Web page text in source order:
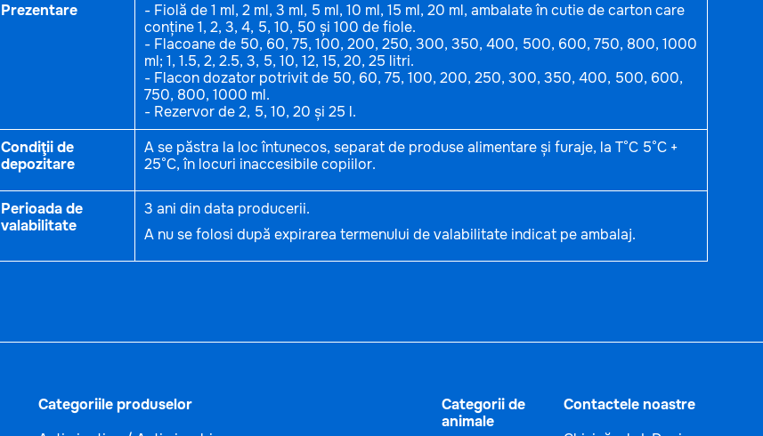
Prezentare
- Fiolă de 1 ml, 2 ml, 3 ml, 5 ml, 10 ml, 15 ml, 20 ml, ambalate în cutie de carton care
conține 1, 2, 3, 4, 5, 10, 50 și 100 de fiole.
- Flacoane de 50, 60, 75, 100, 200, 250, 300, 350, 400, 500, 600, 750, 800, 1000
ml; 1, 1.5, 2, 2.5, 3, 5, 10, 12, 15, 20, 25 litri.
- Flacon dozator potrivit de 50, 60, 75, 100, 200, 250, 300, 350, 400, 500, 600,
750, 800, 1000 ml.
- Rezervor de 2, 5, 10, 20 și 25 l.
Condiţii de
depozitare
A se păstra la loc întunecos, separat de produse alimentare și furaje, la T°C 5°C +
25°C, în locuri inaccesibile copiilor.
Perioada de
valabilitate
3 ani din data producerii.
A nu se folosi după expirarea termenului de valabilitate indicat pe ambalaj.
Categoriile produselor
Categorii de
animale
Contactele noastre